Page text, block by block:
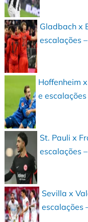
Gladbach x
escalações
Hoffenheim
e
St. Pauli x
escalações
Sevilla x
escalações